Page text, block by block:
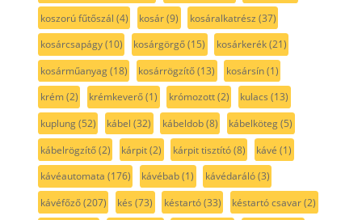
koszorú fűtőszál (4) kosár(9) kosáralkatrész (37)
kosárcsapágy(10) kosárgörgő(15) kosárkerék(21)
kosárműanyag(18) kosárrögzítő(13) kosársín(1)
krém(2) krémkeverő(1) krómozott(2) kulacs (13)
kuplung(52) kábel (32) kábeldob(8) kábelköteg(5)
kábelrögzítő(2) kárpit(2) kárpit tisztító(8) kávé (1)
kávéautomata (176) kávébab(1) kávédaráló(3)
kávéfőző(207) kés (73) késtartó(33) késtartó csavar(2)